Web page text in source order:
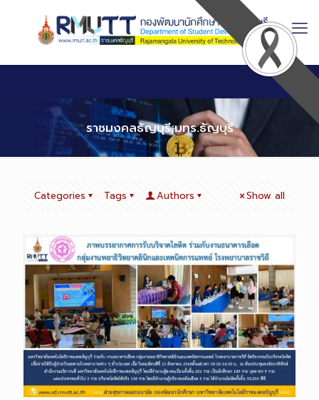
ราชมงคลธัญบุรี;มทร.ธัญบุรี
Categories Tags Authors Show all